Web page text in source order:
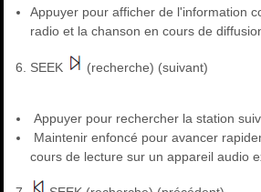
Appuyer pour afficher de l'information
radio et la chanson en cours de
SEEK (recherche) (suivant)
Appuyer pour rechercher la station
Maintenir enfoncé pour avancer
cours de lecture sur un appareil audio